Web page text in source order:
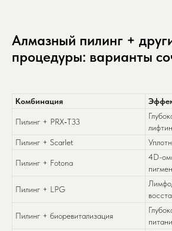
Алмазный пилинг +
процедуры: варианты
Комбинация
Пилинг + PRX‑T33
Пилинг + Scarlet
Пилинг + Fotona
4D-
Пилинг + LPG
Пилинг + биоревитализация